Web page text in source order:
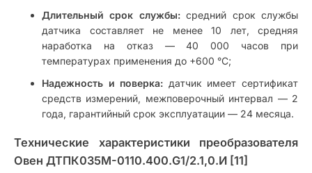
Длительный срок службы:средний срок службы
датчика составляет не менее 10 лет, средняя
наработка на отказ — 40 000 часов при
температурах применения до +600 °С;
Надежность и поверка: датчик имеет сертификат
средств измерений, межповерочный интервал — 2
года, гарантийный срок эксплуатации — 24 месяца.
Технические характеристики преобразователя
Овен ДТПК035М-0110.400.G1/2.1,0.И [11]